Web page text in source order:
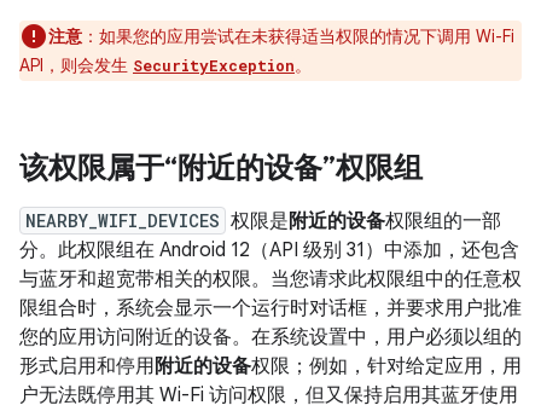
注意 ：如果您的应用尝试在未获得适当权限的情况下调用 Wi-Fi
API，则会发生 SecurityException。
该权限属于“附近的设备”权限组
NEARBY_WIFI_DEVICES 权限是附近的设备权限组的一部
分。此权限组在 Android 12（API 级别 31）中添加，还包含
与蓝牙和超宽带相关的权限。当您请求此权限组中的任意权
限组合时，系统会显示一个运行时对话框，并要求用户批准
您的应用访问附近的设备。在系统设置中，用户必须以组的
形式启用和停用附近的设备权限；例如，针对给定应用，用
户无法既停用其 Wi-Fi 访问权限，但又保持启用其蓝牙使用